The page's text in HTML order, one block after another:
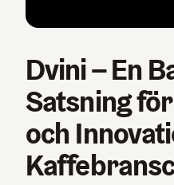
Dvini – En
Satsning
och